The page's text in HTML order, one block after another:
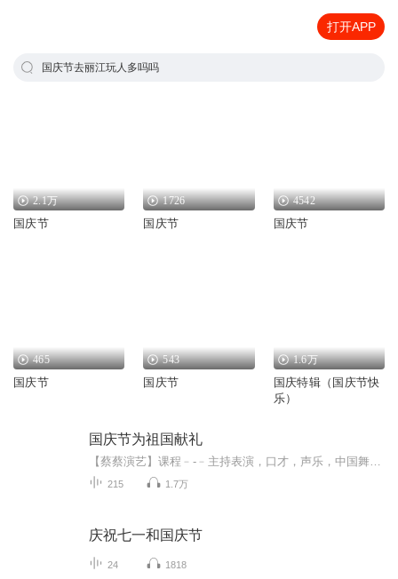
打开APP
国庆节去丽江玩人多吗吗
2.1万
国庆节
1726
国庆节
4542
国庆节
465
国庆节
543
国庆节
1.6万
国庆特辑（国庆节快
乐）
国庆节为祖国献礼
215 1.7万
庆祝七一和国庆节
24 1818